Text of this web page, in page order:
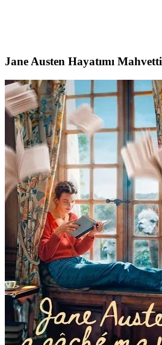
Jane Austen Hayatımı Mahvetti